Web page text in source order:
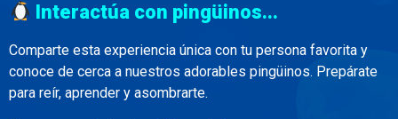
Interactúa con pingüinos...
Comparte esta experiencia única con tu persona favorita y
conoce de cerca a nuestros adorables pingüinos. Prepárate
para reír, aprender y asombrarte.